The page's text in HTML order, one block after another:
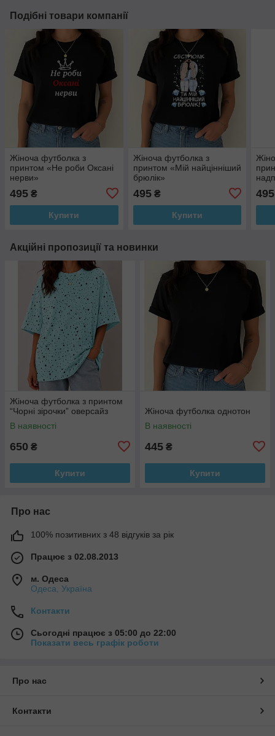
Подібні товари компанії
Жіноча футболка з
принтом «Не роби Оксані
нерви»
495 ₴
Купити
Жіноча футболка з
принтом «Мій найцінніший
брюлік»
495₴
Купити
495
Акційні пропозиції та новинки
Жіноча футболка з принтом
“Чорні зірочки” оверсайз
В наявності
650 ₴
Купити
Жіноча футболка однотон
В наявності
445 ₴
Купити
Про нас
100% позитивних з 48 відгуків за рік
Працює з 02.08.2013
м. Одеса
Одеса, Україна
Контакти
Сьогодні працює з 05:00 до 22:00
Показати весь графік роботи
Про нас
Контакти